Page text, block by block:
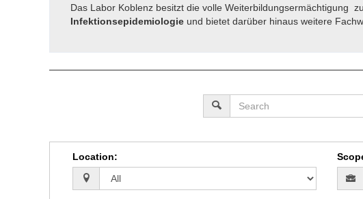
Das Labor Koblenz besitzt die volle Weiterbildungsermächtigung
Infektionsepidemiologie und bietet darüber hinaus weitere
Location: